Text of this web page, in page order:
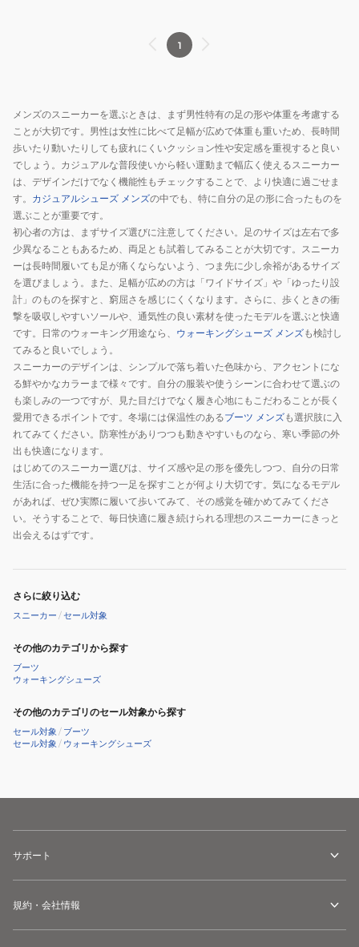
ス
ニ
ー
タ
ウ
ン
シ
ュ
ズ
通
勤
会
社
父
日
ー
ズ
黒
ブ
ラ
ッ
ク
K71185BLK
オ
フ
ィ
ス
カ
ジ
ュ
ア
ル
通
勤
通
学
ォ
ー
リ
ア
ス
ウ
ー
ル
ML0041
1
メンズのスニーカーを選ぶときは、まず男性特有の足の形や体重を考慮する
ことが大切です。男性は女性に比べて足幅が広めで体重も重いため、長時間
歩いたり動いたりしても疲れにくいクッション性や安定感を重視すると良い
でしょう。カジュアルな普段使いから軽い運動まで幅広く使えるスニーカー
は、デザインだけでなく機能性もチェックすることで、より快適に過ごせま
す。 カジュアルシューズ メンズの中でも、特に自分の足の形に合ったものを
選ぶことが重要です。
初心者の方は、まずサイズ選びに注意してください。足のサイズは左右で多
少異なることもあるため、両足とも試着してみることが大切です。スニーカ
ーは長時間履いても足が痛くならないよう、つま先に少し余裕があるサイズ
を選びましょう。また、足幅が広めの方は「ワイドサイズ」や「ゆったり設
計」のものを探すと、窮屈さを感じにくくなります。さらに、歩くときの衝
撃を吸収しやすいソールや、通気性の良い素材を使ったモデルを選ぶと快適
です。日常のウォーキング用途なら、 ウォーキングシューズ メンズも検討し
てみると良いでしょう。
スニーカーのデザインは、シンプルで落ち着いた色味から、アクセントにな
る鮮やかなカラーまで様々です。自分の服装や使うシーンに合わせて選ぶの
も楽しみの一つですが、見た目だけでなく履き心地にもこだわることが長く
愛用できるポイントです。冬場には保温性のあるブーツ メンズも選択肢に入
れてみてください。防寒性がありつつも動きやすいものなら、寒い季節の外
出も快適になります。
はじめてのスニーカー選びは、サイズ感や足の形を優先しつつ、自分の日常
生活に合った機能を持つ一足を探すことが何より大切です。気になるモデル
があれば、ぜひ実際に履いて歩いてみて、その感覚を確かめてみてくださ
い。そうすることで、毎日快適に履き続けられる理想のスニーカーにきっと
出会えるはずです。
さらに絞り込む
スニーカー /セール対象
その他のカテゴリから探す
ブーツ
ウォーキングシューズ
その他のカテゴリのセール対象から探す
セール対象 / ブーツ
セール対象 / ウォーキングシューズ
サポート
規約・会社情報